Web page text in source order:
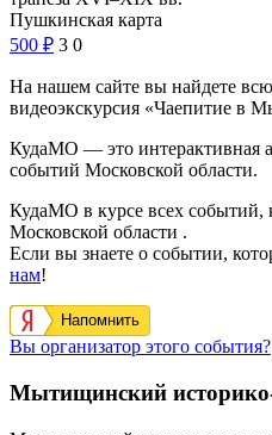
Пушкинская карта
500 ₽ 3 0
На нашем сайте вы найдете
видеоэкскурсия «Чаепитие в
КудаМО — это интерактивная
событий Московской области.
КудаМО в курсе всех событий,
Московской области .
Если вы знаете о событии,
нам!
Напомнить
Вы организатор этого события?
Мытищинский